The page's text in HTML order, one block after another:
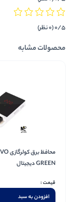
0/5(0 نظر)
محصولات مشابه
GREEN دیجیتال
افزودن به سبد